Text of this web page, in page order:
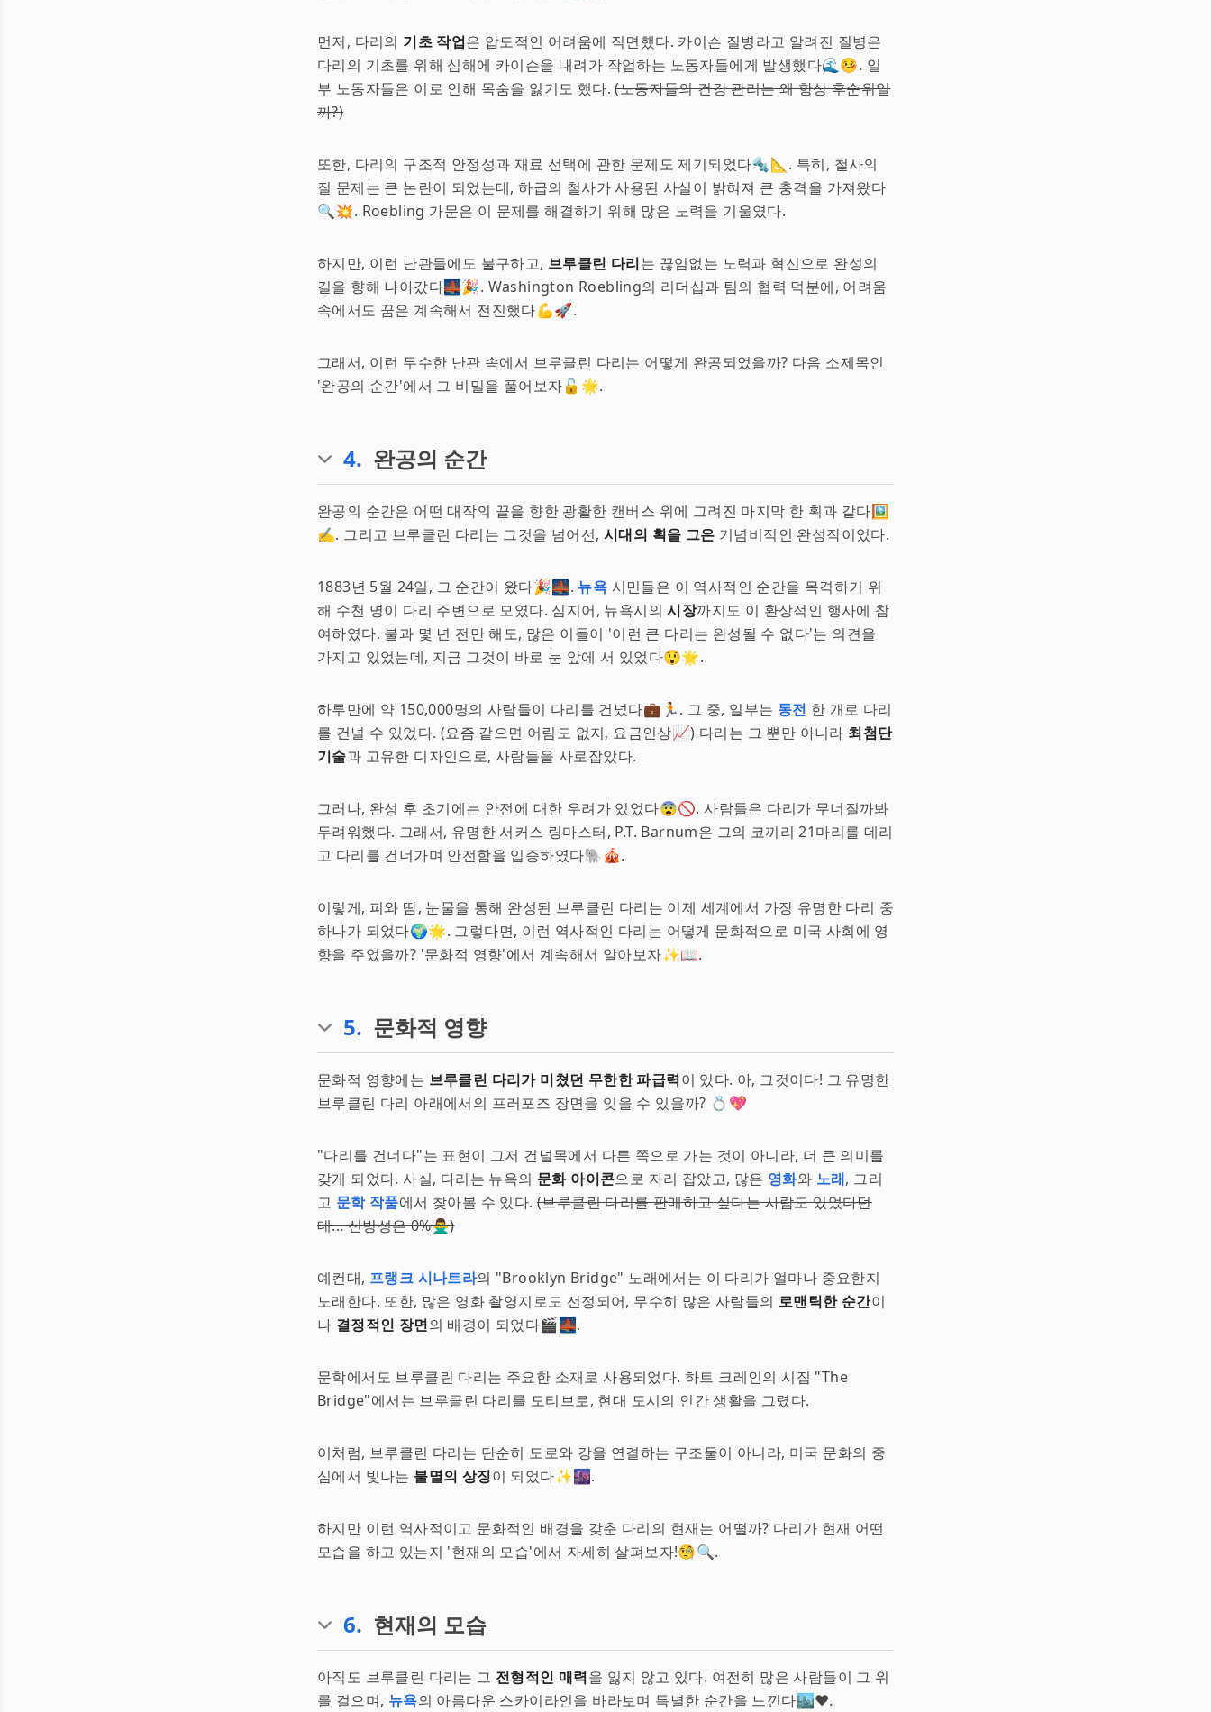
먼저, 다리의 기초 작업은 압도적인 어려움에 직면했다. 카이슨 질병라고 알려진 질병은
다리의 기초를 위해 심해에 카이슨을 내려가 작업하는 노동자들에게 발생했다🌊🤒. 일
부 노동자들은 이로 인해 목숨을 잃기도 했다.(노동자들의 건강 관리는 왜 항상 후순위일
까?)
또한, 다리의 구조적 안정성과 재료 선택에 관한 문제도 제기되었다🔩📐. 특히, 철사의
질 문제는 큰 논란이 되었는데, 하급의 철사가 사용된 사실이 밝혀져 큰 충격을 가져왔다
🔍💥. Roebling 가문은 이 문제를 해결하기 위해 많은 노력을 기울였다.
하지만, 이런 난관들에도 불구하고, 브루클린 다리는 끊임없는 노력과 혁신으로 완성의
길을 향해 나아갔다🌉🎉. Washington Roebling의 리더십과 팀의 협력 덕분에, 어려움
속에서도 꿈은 계속해서 전진했다💪🚀.
그래서, 이런 무수한 난관 속에서 브루클린 다리는 어떻게 완공되었을까? 다음 소제목인
'완공의 순간'에서 그 비밀을 풀어보자🔓🌟.
4. 완공의 순간
완공의 순간은 어떤 대작의 끝을 향한 광활한 캔버스 위에 그려진 마지막 한 획과 같다🖼️
✍️. 그리고 브루클린 다리는 그것을 넘어선, 시대의 획을 그은 기념비적인 완성작이었다.
1883년 5월 24일, 그 순간이 왔다🎉🌉. 뉴욕 시민들은 이 역사적인 순간을 목격하기 위
해 수천 명이 다리 주변으로 모였다. 심지어, 뉴욕시의시장까지도 이 환상적인 행사에 참
여하였다. 불과 몇 년 전만 해도, 많은 이들이 '이런 큰 다리는 완성될 수 없다'는 의견을
가지고 있었는데, 지금 그것이 바로 눈 앞에 서 있었다😲🌟.
하루만에 약 150,000명의 사람들이 다리를 건넜다💼🏃. 그 중, 일부는 동전 한 개로 다리
를 건널 수 있었다.(요즘 같으면 어림도 없지, 요금인상📈)다리는 그 뿐만 아니라 최첨단
기술과 고유한 디자인으로, 사람들을 사로잡았다.
그러나, 완성 후 초기에는 안전에 대한 우려가 있었다😨🚫. 사람들은 다리가 무너질까봐
두려워했다. 그래서, 유명한 서커스 링마스터, P.T. Barnum은 그의 코끼리 21마리를 데리
고 다리를 건너가며 안전함을 입증하였다🐘🎪.
이렇게, 피와 땀, 눈물을 통해 완성된 브루클린 다리는 이제 세계에서 가장 유명한 다리 중
하나가 되었다🌍🌟. 그렇다면, 이런 역사적인 다리는 어떻게 문화적으로 미국 사회에 영
향을 주었을까? '문화적 영향'에서 계속해서 알아보자✨📖.
5. 문화적 영향
문화적 영향에는 브루클린 다리가 미쳤던 무한한 파급력이 있다. 아, 그것이다! 그 유명한
브루클린 다리 아래에서의 프러포즈 장면을 잊을 수 있을까? 💍💖
"다리를 건너다"는 표현이 그저 건널목에서 다른 쪽으로 가는 것이 아니라, 더 큰 의미를
갖게 되었다. 사실, 다리는 뉴욕의 문화 아이콘으로 자리 잡았고, 많은 영화와 노래, 그리
고 문학 작품에서 찾아볼 수 있다.(브루클린 다리를 판매하고 싶다는 사람도 있었다던
데... 신빙성은 0%🙅‍♂️)
예컨대, 프랭크 시나트라의 "Brooklyn Bridge" 노래에서는 이 다리가 얼마나 중요한지
노래한다. 또한, 많은 영화 촬영지로도 선정되어, 무수히 많은 사람들의 로맨틱한 순간이
나 결정적인 장면의 배경이 되었다🎬🌉.
문학에서도 브루클린 다리는 주요한 소재로 사용되었다. 하트 크레인의 시집 "The
Bridge"에서는 브루클린 다리를 모티브로, 현대 도시의 인간 생활을 그렸다.
이처럼, 브루클린 다리는 단순히 도로와 강을 연결하는 구조물이 아니라, 미국 문화의 중
심에서 빛나는 불멸의 상징이 되었다✨🌆.
하지만 이런 역사적이고 문화적인 배경을 갖춘 다리의 현재는 어떨까? 다리가 현재 어떤
모습을 하고 있는지 '현재의 모습'에서 자세히 살펴보자!🧐🔍.
6. 현재의 모습
아직도 브루클린 다리는 그 전형적인 매력을 잃지 않고 있다. 여전히 많은 사람들이 그 위
를 걸으며, 뉴욕의 아름다운 스카이라인을 바라보며 특별한 순간을 느낀다🏙️❤️.